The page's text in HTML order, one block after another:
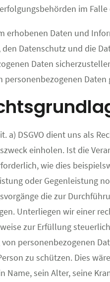
im
erhobenen Daten und
den Datenschutz und die
Daten
personenbezogenen Daten
a) DSGVO dient uns als
einholen. Ist die
wie dies
oder Gegenleistung
die zur
Unterliegen wir einer
zur Erfüllung
personenbezogenen
zu schützen. Dies
Name, sein Alter, seine